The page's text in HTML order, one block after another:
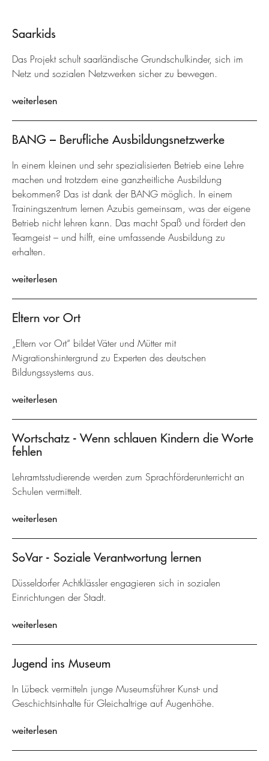
Saarkids
Das Projekt schult saarländische Grundschulkinder, sich im
Netz und sozialen Netzwerken sicher zu bewegen.
weiterlesen
BANG – Berufliche Ausbildungsnetzwerke
In einem kleinen und sehr spezialisierten Betrieb eine Lehre
machen und trotzdem eine ganzheitliche Ausbildung
bekommen? Das ist dank der BANG möglich. In einem
Trainingszentrum lernen Azubis gemeinsam, was der eigene
Betrieb nicht lehren kann. Das macht Spaß und fördert den
Teamgeist – und hilft, eine umfassende Ausbildung zu
erhalten.
weiterlesen
Eltern vor Ort
„Eltern vor Ort“ bildet Väter und Mütter mit
Migrationshintergrund zu Experten des deutschen
Bildungssystems aus.
weiterlesen
Wortschatz - Wenn schlauen Kindern die Worte
fehlen
Lehramtsstudierende werden zum Sprachförderunterricht an
Schulen vermittelt.
weiterlesen
SoVar - Soziale Verantwortung lernen
Düsseldorfer Achtklässler engagieren sich in sozialen
Einrichtungen der Stadt.
weiterlesen
Jugend ins Museum
In Lübeck vermitteln junge Museumsführer Kunst- und
Geschichtsinhalte für Gleichaltrige auf Augenhöhe.
weiterlesen